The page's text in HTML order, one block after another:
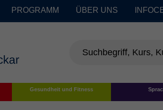
PROGRAMM ÜBER UNS
Gesundheit und Fitness